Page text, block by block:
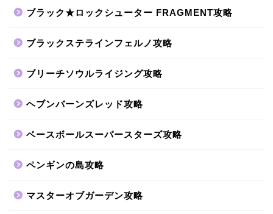
ブラック★ロックシューター FRAGMENT攻略
ブラックステラインフェルノ攻略
ブリーチソウルライジング攻略
ヘブンバーンズレッド攻略
ベースボールスーパースターズ攻略
ペンギンの島攻略
マスターオブガーデン攻略